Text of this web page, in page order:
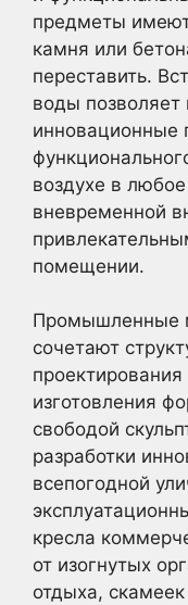
предметы
камня или
переставить.
воды позволяет
инновационные
воздухе в
вневременной
помещении.
Промышленные
сочетают
изготовления
свободой
разработки
всепогодной
кресла
от изогнутых
отдыха,